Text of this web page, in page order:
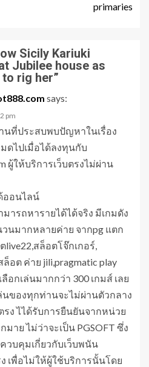
primaries
Sicily Kariuki
Jubilee house as
rig her”
says:
pm
นที่ประสบพบปัญหาในเรื่อง
มดไปเมื่อได้ลงทุนกับ
ผู้ให้บริการเว็บตรงไม่ผ่าน
ออนไลน์
ารถหารายได้ได้จริง มีเกมดัง
วนมากหลายค่าย จากpg แตก
live22,สล็อตโจ๊กเกอร์,
อต ค่าย jili,pragmatic play
ลือกเล่นมากกว่า 300 เกมส์ เลย
นของทุกท่านจะไม่ผ่านตัวกลาง
รง ไได้รับการยืนยันจากหน่วย
าย ไม่ว่าจะเป็น PGSOFT ซึ่ง
วบคุมเกี่ยวกับเว็บพนัน
เพื่อไม่ให้ผู้ใช้บริการนั้นโดย